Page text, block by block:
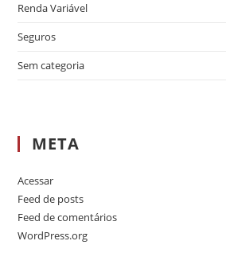
Renda Variável
Seguros
Sem categoria
META
Acessar
Feed de posts
Feed de comentários
WordPress.org